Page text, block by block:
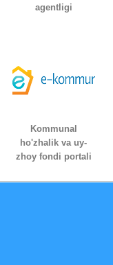
agentligi
Kommunal
ho'zhalik va uy-
zhoy fondi portali